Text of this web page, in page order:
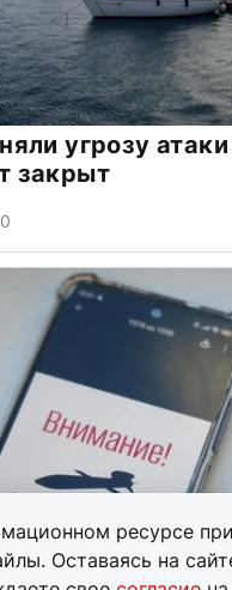
ресурсе
Оставаясь на
угрозу
закрыт
0